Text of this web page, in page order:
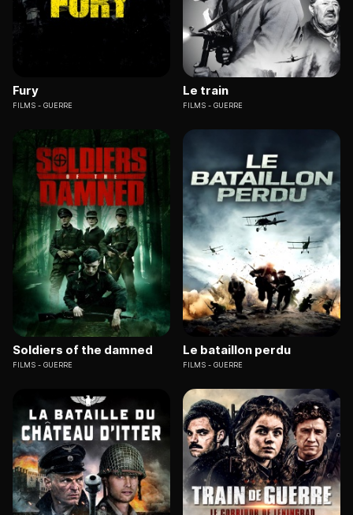
Fury
FILMS GUERRE
Le train
FILMS GUERRE
Soldiers of the damned
FILMS GUERRE
Le bataillon perdu
FILMS GUERRE